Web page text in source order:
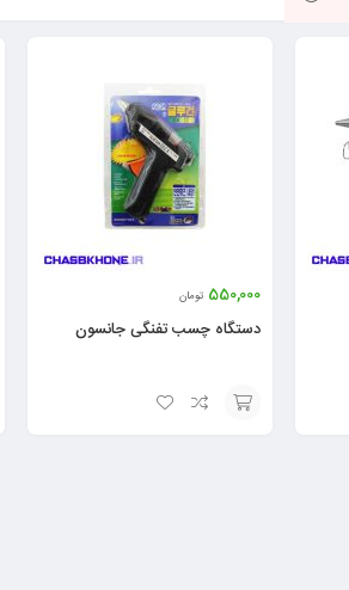
550,000 تومان
دستگاه چسب تفنگی جانسون